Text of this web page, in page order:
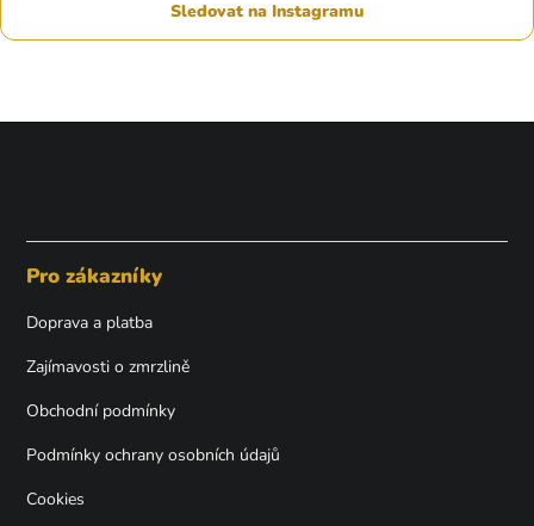
Sledovat na Instagramu
Pro zákazníky
Doprava a platba
Zajímavosti o zmrzlině
Obchodní podmínky
Podmínky ochrany osobních údajů
Cookies